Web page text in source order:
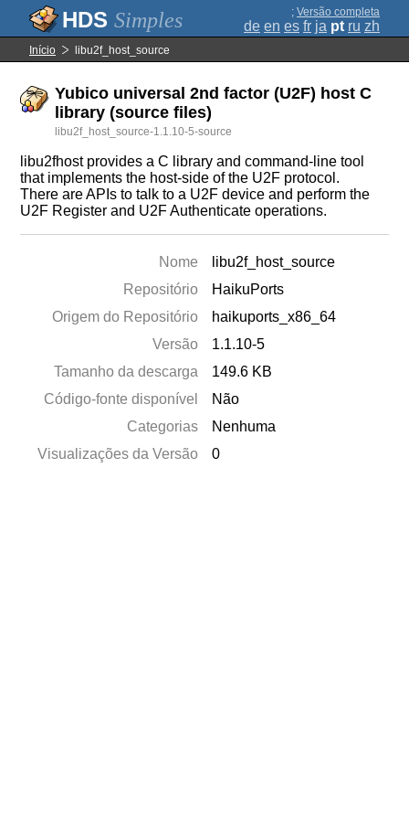
Simples ; Versão completa
de en es fr ja pt ru zh
Início libu2f_host_source
Yubico universal 2nd factor (U2F) host C
library (source files)
libu2f_host_source-1.1.10-5-source
libu2fhost provides a C library and command-line tool
that implements the host-side of the U2F protocol.
There are APIs to talk to a U2F device and perform the
U2F Register and U2F Authenticate operations.
Nome
libu2f_host_source
Repositório
HaikuPorts
Origem do Repositório
haikuports_x86_64
Versão
1.1.10-5
Tamanho da descarga
149.6 KB
Código-fonte disponível
Não
Categorias
Nenhuma
Visualizações da Versão
0